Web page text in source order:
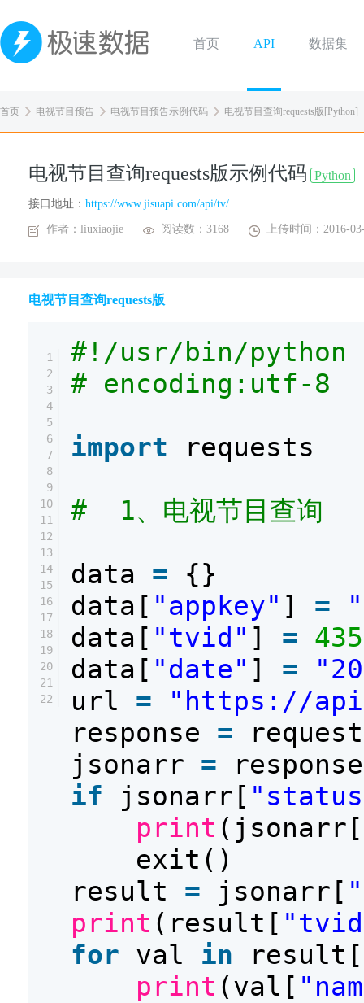
首页 API 数据集
首页 电视节目预告 电视节目预告示例代码 电视节目查询requests版[Python]
电视节目查询requests版示例代码 Python
接口地址： https://www.jisuapi.com/api/tv/
作者：liuxiaojie 阅读数：3168 上传时间：2016-
电视节目查询requests版
1
2
3
4
5
6
7
8
9
10
11
12
13
14
15
16
17
18
19
20
21
22
#!/usr/bin/python
# encoding:utf-8
import requests
# 1、电视节目查询
data =
{}
data[ "appkey" ] =
data[ "tvid" ] = 435
data[ "date" ] =
url =
"https://
response =
jsonarr =
if
jsonarr[
print (jsonarr[
exit()
result = jsonarr[
print (result[
for val in result[
print (val[